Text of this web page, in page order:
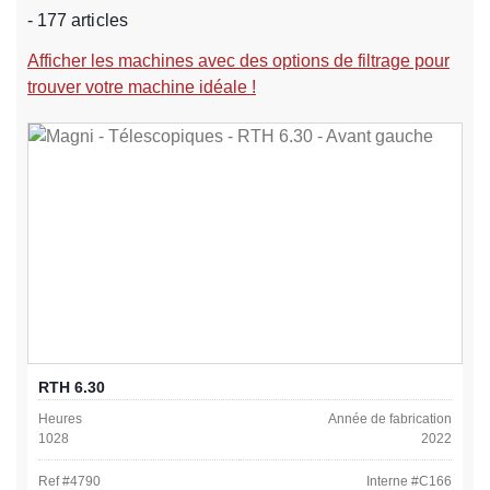
- 177 articles
Afficher les machines avec des options de filtrage pour
trouver votre machine idéale !
RTH 6.30
Heures
1028
Année de fabrication
2022
Ref #4790 Interne #C166